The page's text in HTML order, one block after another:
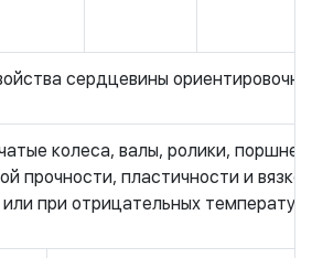
сердцевины
колеса, валы, ролики,
прочности, пластичности и
при отрицательных